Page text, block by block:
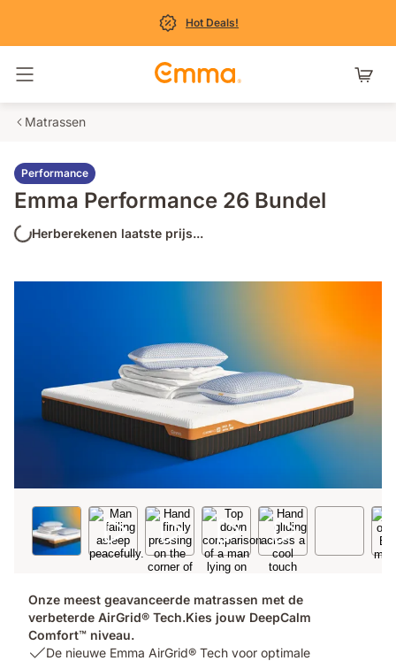
Hot Deals!
Navigatie in- en uitschakelen
Matrassen
Performance
Emma Performance 26 Bundel
Herberekenen laatste prijs...
Onze meest geavanceerde matrassen met de
verbeterde AirGrid® Tech.Kies jouw DeepCalm
Comfort™ niveau.
BundleDe nieuwe Emma AirGrid® Tech voor optimale